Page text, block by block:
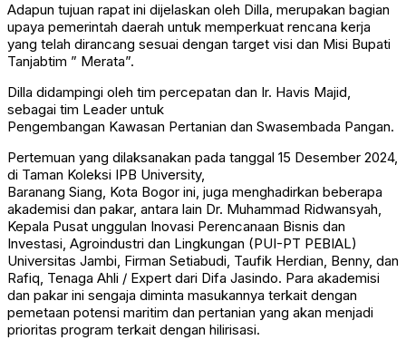
Adapun tujuan rapat ini dijelaskan oleh Dilla, merupakan bagian
upaya pemerintah daerah untuk memperkuat rencana kerja
yang telah dirancang sesuai dengan target visi dan Misi Bupati
Tanjabtim ” Merata”.
Dilla didampingi oleh tim percepatan dan Ir. Havis Majid,
sebagai tim Leader untuk
Pengembangan Kawasan Pertanian dan Swasembada Pangan.
Pertemuan yang dilaksanakan pada tanggal 15 Desember 2024,
di Taman Koleksi IPB University,
Baranang Siang, Kota Bogor ini, juga menghadirkan beberapa
akademisi dan pakar, antara lain Dr. Muhammad Ridwansyah,
Kepala Pusat unggulan Inovasi Perencanaan Bisnis dan
Investasi, Agroindustri dan Lingkungan (PUI-PT PEBIAL)
Universitas Jambi, Firman Setiabudi, Taufik Herdian, Benny, dan
Rafiq, Tenaga Ahli / Expert dari Difa Jasindo. Para akademisi
dan pakar ini sengaja diminta masukannya terkait dengan
pemetaan potensi maritim dan pertanian yang akan menjadi
prioritas program terkait dengan hilirisasi.